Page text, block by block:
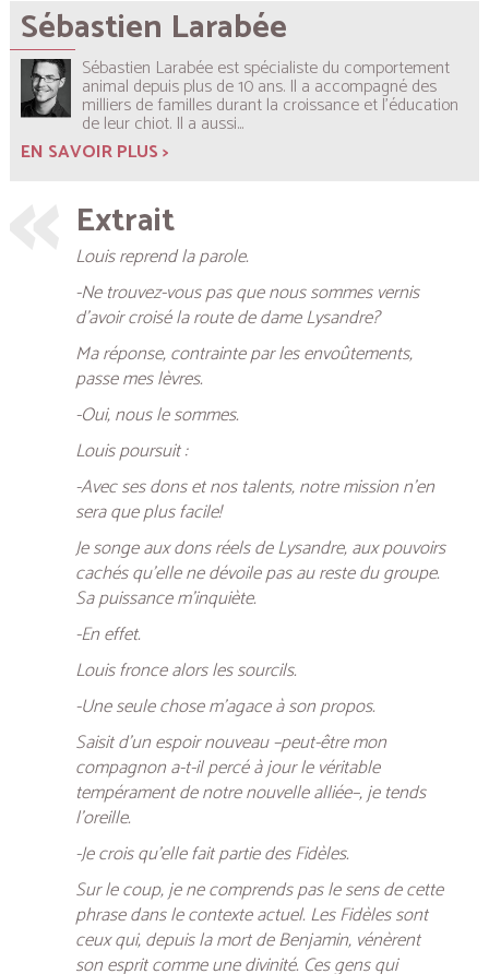
Sébastien Larabée
Sébastien Larabée est spécialiste du comportement
animal depuis plus de 10 ans. Il a accompagné des
milliers de familles durant la croissance et l’éducation
de leur chiot. Il a aussi...
EN SAVOIR PLUS >
Extrait
Louis reprend la parole.
-Ne trouvez-vous pas que nous sommes vernis
d’avoir croisé la route de dame Lysandre?
Ma réponse, contrainte par les envoûtements,
passe mes lèvres.
-Oui, nous le sommes.
Louis poursuit :
-Avec ses dons et nos talents, notre mission n’en
sera que plus facile!
Je songe aux dons réels de Lysandre, aux pouvoirs
cachés qu’elle ne dévoile pas au reste du groupe.
Sa puissance m’inquiète.
-En effet.
Louis fronce alors les sourcils.
-Une seule chose m’agace à son propos.
Saisit d’un espoir nouveau –peut-être mon
compagnon a-t-il percé à jour le véritable
tempérament de notre nouvelle alliée–, je tends
l’oreille.
-Je crois qu’elle fait partie des Fidèles.
Sur le coup, je ne comprends pas le sens de cette
phrase dans le contexte actuel. Les Fidèles sont
ceux qui, depuis la mort de Benjamin, vénèrent
son esprit comme une divinité. Ces gens qui